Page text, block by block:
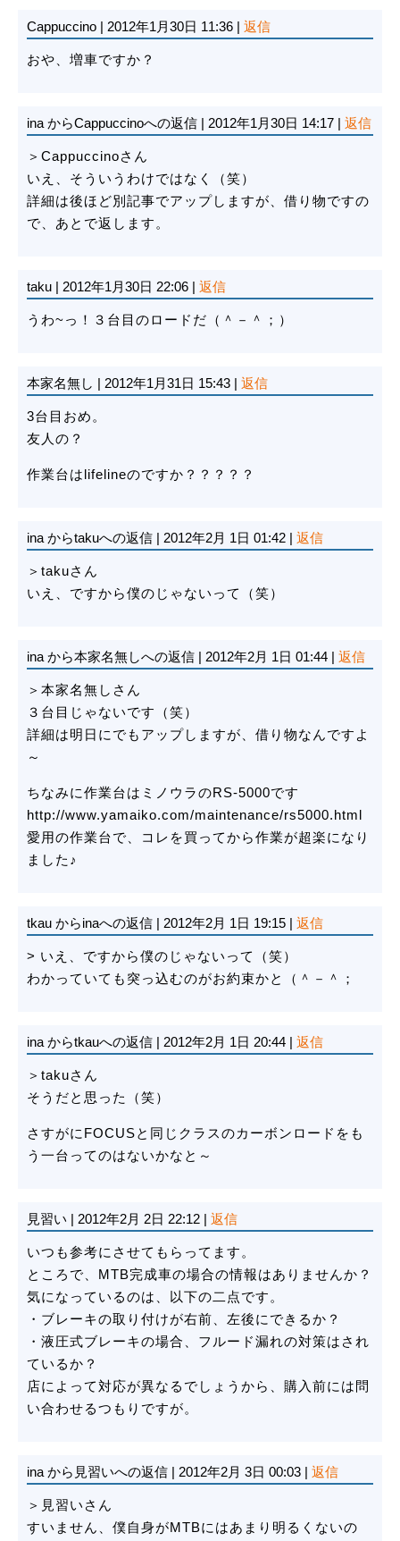
Cappuccino | 2012年1月30日 11:36 | 返信
おや、増車ですか？
ina からCappuccinoへの返信 | 2012年1月30日 14:17 | 返信
＞Cappuccinoさん
いえ、そういうわけではなく（笑）
詳細は後ほど別記事でアップしますが、借り物ですの
で、あとで返します。
taku | 2012年1月30日 22:06 | 返信
うわ~っ！３台目のロードだ（＾－＾；）
本家名無し | 2012年1月31日 15:43 | 返信
3台目おめ。
友人の？
作業台はlifelineのですか？？？？？
ina からtakuへの返信 | 2012年2月 1日 01:42 | 返信
＞takuさん
いえ、ですから僕のじゃないって（笑）
ina から本家名無しへの返信 | 2012年2月 1日 01:44 | 返信
＞本家名無しさん
３台目じゃないです（笑）
詳細は明日にでもアップしますが、借り物なんですよ
～
ちなみに作業台はミノウラのRS-5000です
http://www.yamaiko.com/maintenance/rs5000.html
愛用の作業台で、コレを買ってから作業が超楽になり
ました♪
tkau からinaへの返信 | 2012年2月 1日 19:15 | 返信
> いえ、ですから僕のじゃないって（笑）
わかっていても突っ込むのがお約束かと（＾－＾；
ina からtkauへの返信 | 2012年2月 1日 20:44 | 返信
＞takuさん
そうだと思った（笑）
さすがにFOCUSと同じクラスのカーボンロードをも
う一台ってのはないかなと～
見習い | 2012年2月 2日 22:12 | 返信
いつも参考にさせてもらってます。
ところで、MTB完成車の場合の情報はありませんか？
気になっているのは、以下の二点です。
・ブレーキの取り付けが右前、左後にできるか？
・液圧式ブレーキの場合、フルード漏れの対策はされ
ているか？
店によって対応が異なるでしょうから、購入前には問
い合わせるつもりですが。
ina から見習いへの返信 | 2012年2月 3日 00:03 | 返信
＞見習いさん
すいません、僕自身がMTBにはあまり明るくないの